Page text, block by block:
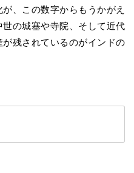
、この数字からもうかがえ
の城塞や寺院、そして近代
残されているのがインドの